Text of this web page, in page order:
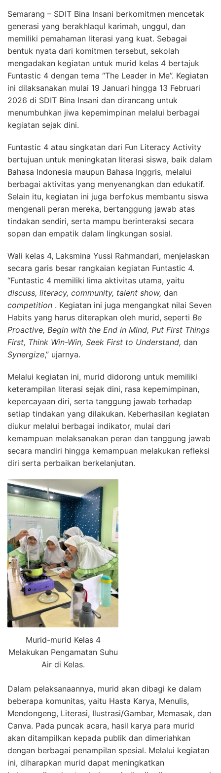
Semarang – SDIT Bina Insani berkomitmen mencetak
generasi yang berakhlaqul karimah, unggul, dan
memiliki pemahaman literasi yang kuat. Sebagai
bentuk nyata dari komitmen tersebut, sekolah
mengadakan kegiatan untuk murid kelas 4 bertajuk
Funtastic 4 dengan tema “The Leader in Me”. Kegiatan
ini dilaksanakan mulai 19 Januari hingga 13 Februari
2026 di SDIT Bina Insani dan dirancang untuk
menumbuhkan jiwa kepemimpinan melalui berbagai
kegiatan sejak dini.
Funtastic 4 atau singkatan dari Fun Literacy Activity
bertujuan untuk meningkatan literasi siswa, baik dalam
Bahasa Indonesia maupun Bahasa Inggris, melalui
berbagai aktivitas yang menyenangkan dan edukatif.
Selain itu, kegiatan ini juga berfokus membantu siswa
mengenali peran mereka, bertanggung jawab atas
tindakan sendiri, serta mampu berinteraksi secara
sopan dan empatik dalam lingkungan sosial.
Wali kelas 4, Laksmina Yussi Rahmandari, menjelaskan
secara garis besar rangkaian kegiatan Funtastic 4.
“Funtastic 4 memiliki lima aktivitas utama, yaitu
discuss, literacy, community, talent show, dan
competition . Kegiatan ini juga mengangkat nilai Seven
Habits yang harus diterapkan oleh murid, seperti Be
Proactive, Begin with the End in Mind, Put First Things
First, Think Win-Win, Seek First to Understand, dan
Synergize,” ujarnya.
Melalui kegiatan ini, murid didorong untuk memiliki
keterampilan literasi sejak dini, rasa kepemimpinan,
kepercayaan diri, serta tanggung jawab terhadap
setiap tindakan yang dilakukan. Keberhasilan kegiatan
diukur melalui berbagai indikator, mulai dari
kemampuan melaksanakan peran dan tanggung jawab
secara mandiri hingga kemampuan melakukan refleksi
diri serta perbaikan berkelanjutan.
Murid-murid Kelas 4
Melakukan Pengamatan Suhu
Air di Kelas.
Dalam pelaksanaannya, murid akan dibagi ke dalam
beberapa komunitas, yaitu Hasta Karya, Menulis,
Mendongeng, Literasi, Ilustrasi/Gambar, Memasak, dan
Canva. Pada puncak acara, hasil karya para murid
akan ditampilkan kepada publik dan dimeriahkan
dengan berbagai penampilan spesial. Melalui kegiatan
ini, diharapkan murid dapat meningkatkan